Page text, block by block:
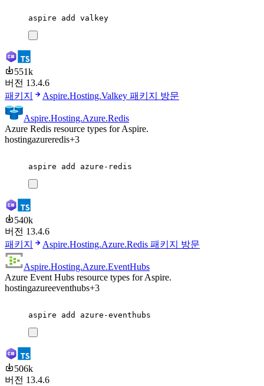
aspire add valkey
551k
버전 13.4.6
패키지
Aspire.Hosting.Valkey 패키지 방문
Aspire.Hosting.Azure.Redis
Azure Redis resource types for Aspire.
hostingazureredis+3
aspire add azure-redis
540k
버전 13.4.6
패키지
Aspire.Hosting.Azure.Redis 패키지 방문
Aspire.Hosting.Azure.EventHubs
Azure Event Hubs resource types for Aspire.
hostingazureeventhubs+3
aspire add azure-eventhubs
506k
버전 13.4.6